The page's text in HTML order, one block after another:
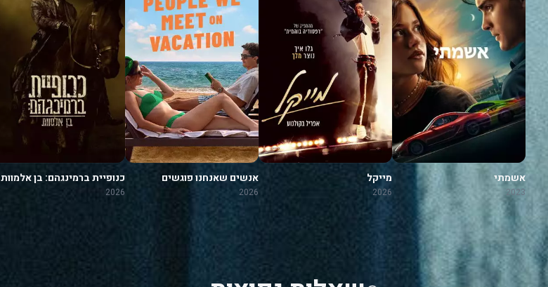
אשמתי
2023
מייקל
2026
אנשים שאנחנו פוגשים
בחופשה
2026
כנופיית ברמינגהם: בן אלמוות
2026